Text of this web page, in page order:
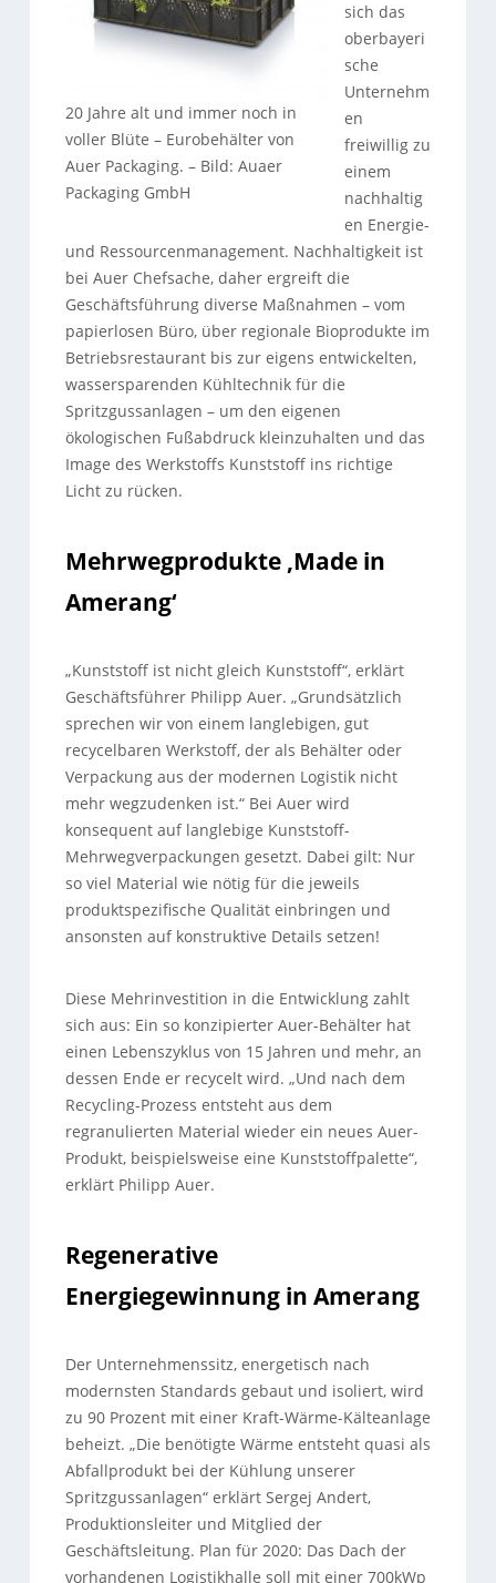
20 Jahre alt und immer noch in
voller Blüte – Eurobehälter von
Auer Packaging. – Bild: Auaer
Packaging GmbH
sich das
oberbayeri
sche
Unternehm
en
freiwillig zu
einem
nachhaltig
en Energie-
und Ressourcenmanagement. Nachhaltigkeit ist
bei Auer Chefsache, daher ergreift die
Geschäftsführung diverse Maßnahmen – vom
papierlosen Büro, über regionale Bioprodukte im
Betriebsrestaurant bis zur eigens entwickelten,
wassersparenden Kühltechnik für die
Spritzgussanlagen – um den eigenen
ökologischen Fußabdruck kleinzuhalten und das
Image des Werkstoffs Kunststoff ins richtige
Licht zu rücken.
Mehrwegprodukte ‚Made in
Amerang‘
„Kunststoff ist nicht gleich Kunststoff“, erklärt
Geschäftsführer Philipp Auer. „Grundsätzlich
sprechen wir von einem langlebigen, gut
recycelbaren Werkstoff, der als Behälter oder
Verpackung aus der modernen Logistik nicht
mehr wegzudenken ist.“ Bei Auer wird
konsequent auf langlebige Kunststoff-
Mehrwegverpackungen gesetzt. Dabei gilt: Nur
so viel Material wie nötig für die jeweils
produktspezifische Qualität einbringen und
ansonsten auf konstruktive Details setzen!
Diese Mehrinvestition in die Entwicklung zahlt
sich aus: Ein so konzipierter Auer-Behälter hat
einen Lebenszyklus von 15 Jahren und mehr, an
dessen Ende er recycelt wird. „Und nach dem
Recycling-Prozess entsteht aus dem
regranulierten Material wieder ein neues Auer-
Produkt, beispielsweise eine Kunststoffpalette“,
erklärt Philipp Auer.
Regenerative
Energiegewinnung in Amerang
Der Unternehmenssitz, energetisch nach
modernsten Standards gebaut und isoliert, wird
zu 90 Prozent mit einer Kraft-Wärme-Kälteanlage
beheizt. „Die benötigte Wärme entsteht quasi als
Abfallprodukt bei der Kühlung unserer
Spritzgussanlagen“ erklärt Sergej Andert,
Produktionsleiter und Mitglied der
Geschäftsleitung. Plan für 2020: Das Dach der
vorhandenen Logistikhalle soll mit einer 700kWp